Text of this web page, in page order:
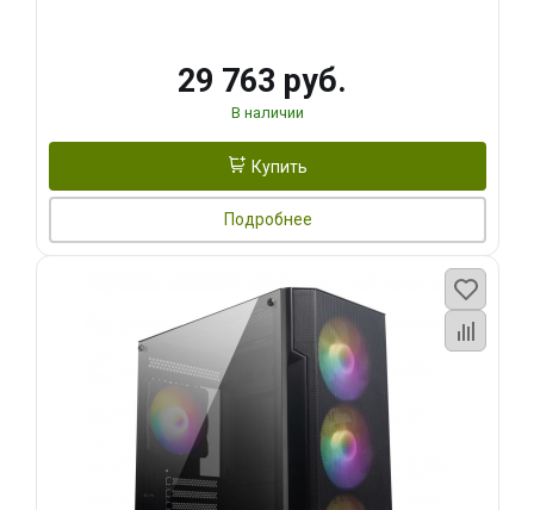
29 763 руб.
В наличии
Купить
Подробнее